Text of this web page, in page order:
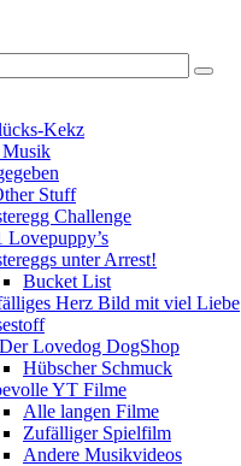
Kekz
Musik
Stuff
Challenge
Lovepuppy’s
unter Arrest!
Bucket List
Herz Bild mit viel Liebe
Lovedog DogShop
Hübscher Schmuck
YT Filme
Alle langen Filme
Zufälliger Spielfilm
Andere Musikvideos